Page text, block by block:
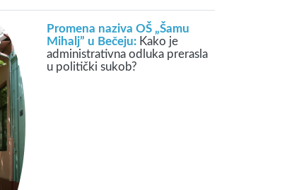
Promena naziva OŠ „Šamu
Mihalj” u Bečeju: Kako je
administrativna odluka prerasla
u politički sukob?